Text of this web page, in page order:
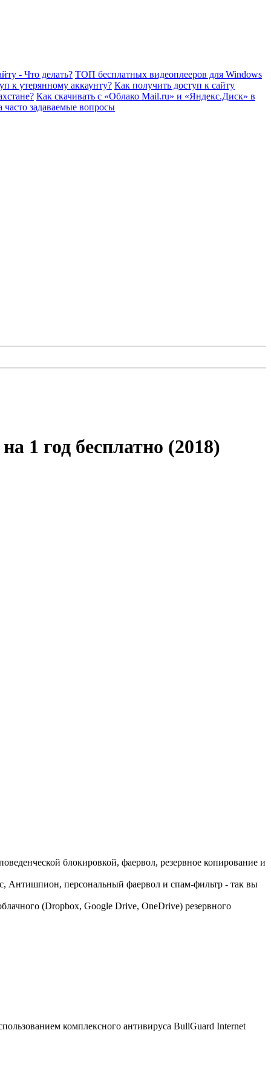
- Что делать? ТОП бесплатных видеоплееров для Windows
к утерянному аккаунту? Как получить доступ к сайту
Как скачивать с «Облако Mail.ru» и «Яндекс.Диск» в
задаваемые вопросы
1 год бесплатно (2018)
блокировкой, фаервол, резервное копирование и
Антишпион, персональный фаервол и спам-фильтр - так вы
(Dropbox, Google Drive, OneDrive) резервного
комплексного антивируса BullGuard Internet